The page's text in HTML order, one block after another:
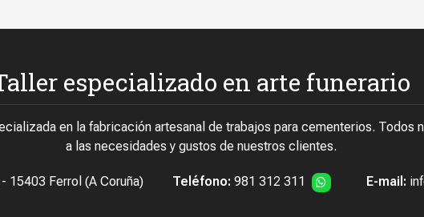
especializado en arte funerario
en la fabricación artesanal de trabajos para cementerios. Todos
a las necesidades y gustos de nuestros clientes.
15403 Ferrol (A Coruña) Teléfono: 981 312 311 E-mail: